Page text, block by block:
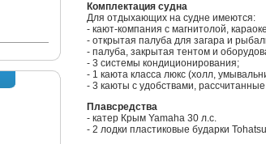
Комплектация судна
Для отдыхающих на судне имеются:
- кают-компания c магнитолой,
- открытая палуба для загара и
- палуба, закрытая тентом и
- 3 системы кондиционирования;
- 1 каюта класса люкс (холл,
- 3 каюты с удобствами,
Плавсредства
- катер Крым Yamaha 30 л.с.
- 2 лодки пластиковые бударки